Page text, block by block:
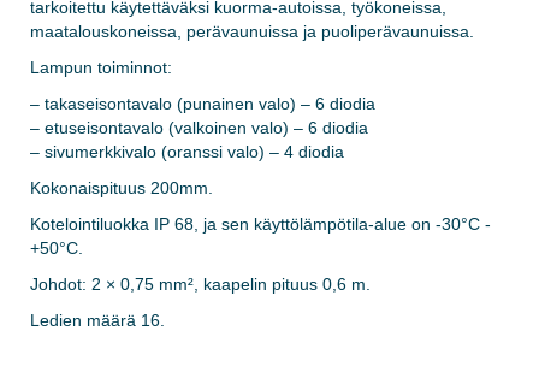
tarkoitettu käytettäväksi kuorma-autoissa, työkoneissa,
maatalouskoneissa, perävaunuissa ja puoliperävaunuissa.
Lampun toiminnot:
– takaseisontavalo (punainen valo) – 6 diodia
– etuseisontavalo (valkoinen valo) – 6 diodia
– sivumerkkivalo (oranssi valo) – 4 diodia
Kokonaispituus 200mm.
Kotelointiluokka IP 68, ja sen käyttölämpötila-alue on -30°C -
+50°C.
Johdot: 2 × 0,75 mm², kaapelin pituus 0,6 m.
Ledien määrä 16.